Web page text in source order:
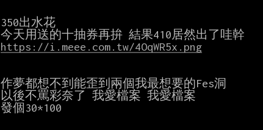
350出水花
https://i.meee.com.tw/4OqWR5x.png
作夢都想不到能歪到兩個我最想要的Fes洞
以後不罵彩奈了 我愛檔案 我愛檔案
發個30*100